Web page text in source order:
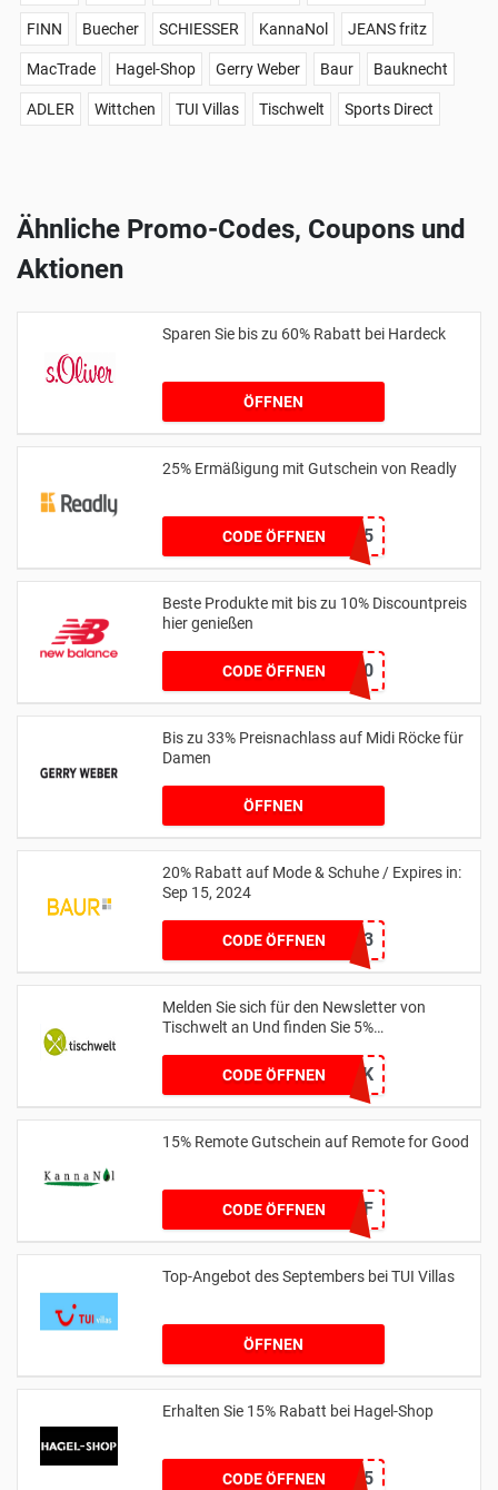
FINN Buecher SCHIESSER KannaNol JEANS fritz
MacTrade Hagel-Shop Gerry Weber Baur Bauknecht
ADLER Wittchen TUI Villas Tischwelt Sports Direct
Ähnliche Promo-Codes, Coupons und
Aktionen
Sparen Sie bis zu 60% Rabatt bei Hardeck
ÖFFNEN
25% Ermäßigung mit Gutschein von Readly
CODE ÖFFNENBOOTS25
Beste Produkte mit bis zu 10% Discountpreis
hier genießen
CODE ÖFFNENHONEYNB10
Bis zu 33% Preisnachlass auf Midi Röcke für
Damen
ÖFFNEN
20% Rabatt auf Mode & Schuhe / Expires in:
Sep 15, 2024
CODE ÖFFNEN11173
Melden Sie sich für den Newsletter von
Tischwelt an Und finden Sie 5%
CODE ÖFFNEN BMVK
15% Remote Gutschein auf Remote for Good
CODE ÖFFNENRFG15OFF
Top-Angebot des Septembers bei TUI Villas
ÖFFNEN
Erhalten Sie 15% Rabatt bei Hagel-Shop
CODE ÖFFNENHAGEL15